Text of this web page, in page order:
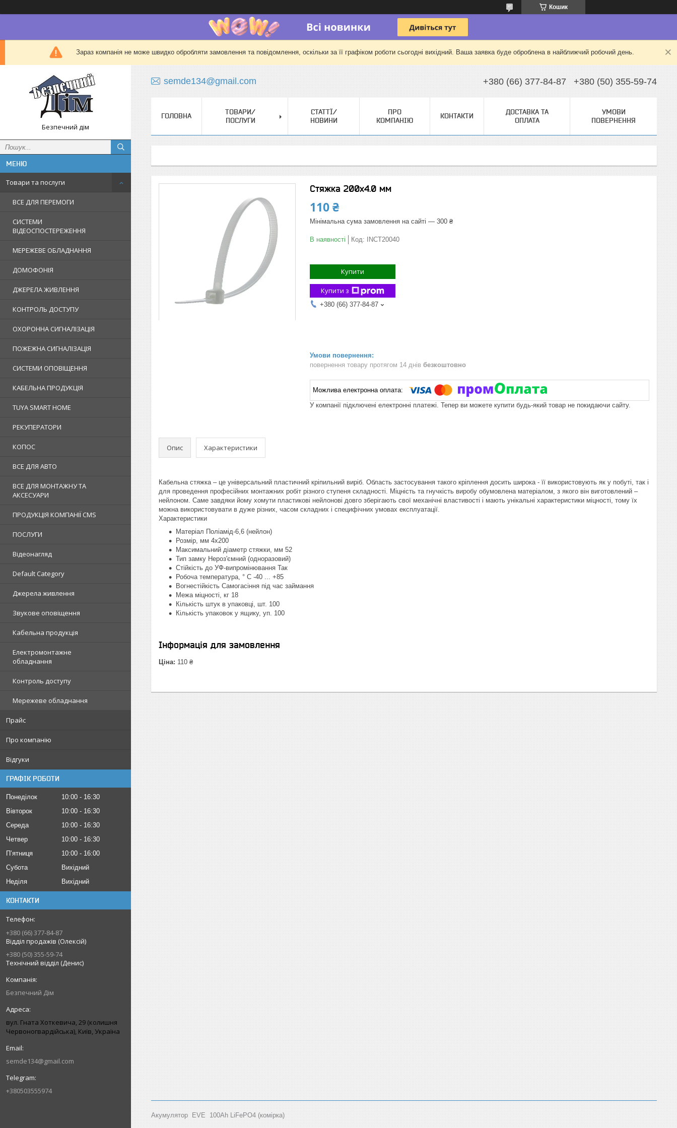
Кошик
Зараз компанія не може швидко обробляти замовлення та повідомлення, оскільки за її графіком роботи сьогодні вихідний. Ваша заявка буде оброблена в найближчий робочий день.
Безпечний дім
Товари та послуги
ВСЕ ДЛЯ ПЕРЕМОГИ
СИСТЕМИ
ВІДЕОСПОСТЕРЕЖЕННЯ
МЕРЕЖЕВЕ ОБЛАДНАННЯ
ДОМОФОНІЯ
ДЖЕРЕЛА ЖИВЛЕННЯ
КОНТРОЛЬ ДОСТУПУ
ОХОРОННА СИГНАЛІЗАЦІЯ
ПОЖЕЖНА СИГНАЛІЗАЦІЯ
СИСТЕМИ ОПОВІЩЕННЯ
КАБЕЛЬНА ПРОДУКЦІЯ
TUYA SMART HOME
РЕКУПЕРАТОРИ
КОПОС
ВСЕ ДЛЯ АВТО
ВСЕ ДЛЯ МОНТАЖНУ ТА
АКСЕСУАРИ
ПРОДУКЦІЯ КОМПАНІЇ CMS
ПОСЛУГИ
Відеонагляд
Default Category
Джерела живлення
Звукове оповіщення
Кабельна продукція
Електромонтажне
обладнання
Контроль доступу
Мережеве обладнання
Прайс
Про компанію
Відгуки
ГРАФІК РОБОТИ
Понеділок 10:00
16:30
Вівторок
10:00
16:30
Середа
10:00
16:30
Четвер
10:00
16:30
Пʼятниця
10:00
16:00
Субота
Вихідний
Неділя
Вихідний
КОНТАКТИ
+380 (66) 377-84-87
Відділ продажів (Олексій)
+380 (50) 355-59-74
Технічний відділ (Денис)
Безпечний Дім
вул. Гната Хоткевича, 29 (колишня
Червоногвардійська), Київ, Україна
semde134@gmail.com
+380503555974
semde134@gmail.com +380 (66) 377-84-87 +380 (50) 355-59-74
ГОЛОВНА
ТОВАРИ/
ПОСЛУГИ
СТАТТЇ/
НОВИНИ
ПРО
КОМПАНІЮ
КОНТАКТИ
ДОСТАВКА ТА
ОПЛАТА
УМОВИ
ПОВЕРНЕННЯ
Стяжка 200х4.0 мм
110 ₴
Мінімальна сума замовлення на сайті — 300 ₴
В наявності Код: INCT20040
Купити
Купити з
+380 (66) 377-84-87
повернення товару протягом 14 днів безкоштовно
У компанії підключені електронні платежі. Тепер ви можете купити будь-який товар не покидаючи сайту.
Опис Характеристики
Кабельна стяжка – це універсальний пластичний кріпильний виріб. Область застосування такого кріплення досить широка - її використовують як у побуті, так і
для проведення професійних монтажних робіт різного ступеня складності. Міцність та гнучкість виробу обумовлена ​​матеріалом, з якого він виготовлений –
нейлоном. Саме завдяки йому хомути пластикові нейлонові довго зберігають свої механічні властивості і мають унікальні характеристики міцності, тому їх
можна використовувати в дуже різних, часом складних і специфічних умовах експлуатації.
Характеристики
Матеріал Поліамід-6,6 (нейлон)
Розмір, мм 4x200
Максимальний діаметр стяжки, мм 52
Тип замку Нероз'ємний (одноразовий)
Стійкість до УФ-випромінювання Так
Робоча температура, ° C -40 ... +85
Вогнестійкість Самогасіння під час займання
Межа міцності, кг 18
Кількість штук в упаковці, шт. 100
Кількість упаковок у ящику, уп. 100
Інформація для замовлення
Ціна: 110 ₴
Акумулятор EVE 100Ah LiFePO4 (комірка)